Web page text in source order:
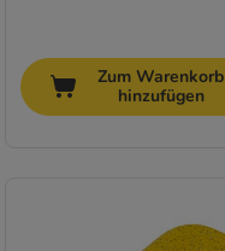
Zum Warenkorb
hinzufügen